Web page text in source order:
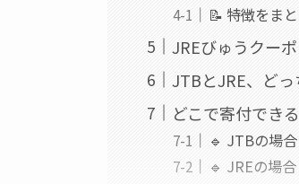
📝 特徴をま
JREびゅうクー
JTBとJRE、ど
どこで寄付でき
🔹 JTBの場合
🔹 JREの場合